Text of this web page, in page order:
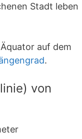
Stadt leben
auf dem
.
von